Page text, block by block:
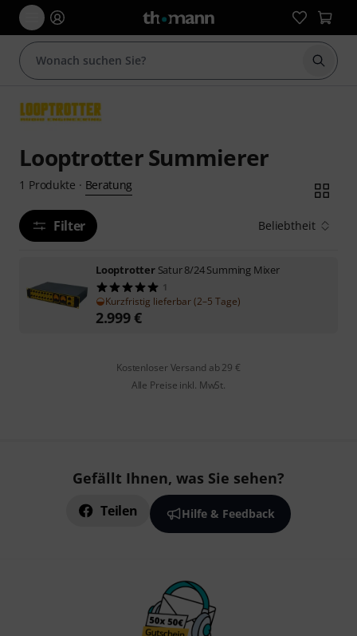
Suche
Looptrotter Summierer
1 Produkte · Beratung
Filter Beliebtheit
Looptrotter Satur 8/24 Summing Mixer
1
Kurzfristig lieferbar (2–5 Tage)
2.999€
Kostenloser Versand ab 29 €
Alle Preise inkl. MwSt.
Gefällt Ihnen, was Sie sehen?
Teilen Hilfe & Feedback